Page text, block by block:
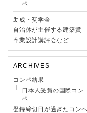
ペ
助成・奨学金
自治体が主催する建築賞
卒業設計講評会など
ARCHIVES
コンペ結果
日本人受賞の国際コン
ペ
登録締切日が過ぎたコンペ